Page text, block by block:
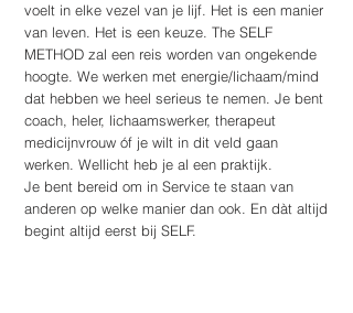
voelt in elke vezel van je lijf. Het is een manier
van leven. Het is een keuze. The SELF
METHOD zal een reis worden van ongekende
hoogte. We werken met energie/lichaam/mind
dat hebben we heel serieus te nemen. Je bent
coach, heler, lichaamswerker, therapeut
medicijnvrouw óf je wilt in dit veld gaan
werken. Wellicht heb je al een praktijk.
Je bent bereid om in Service te staan van
anderen op welke manier dan ook. En dàt altijd
begint altijd eerst bij SELF.